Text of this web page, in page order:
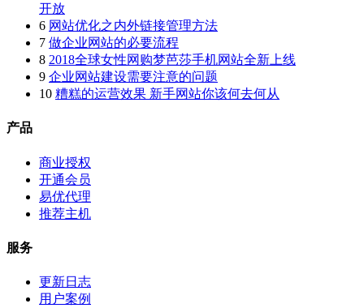
开放
6 网站优化之内外链接管理方法
7 做企业网站的必要流程
8 2018全球女性网购梦芭莎手机网站全新上线
9 企业网站建设需要注意的问题
10 糟糕的运营效果 新手网站你该何去何从
产品
商业授权
开通会员
易优代理
推荐主机
服务
更新日志
用户案例